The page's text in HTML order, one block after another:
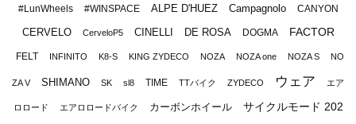
#LunWheels #WINSPACE ALPE D'HUEZ Campagnolo CANYON
CERVELO CerveloP5 CINELLI DE ROSA DOGMA FACTOR
FELT INFINITO K8-S KING ZYDECO NOZA NOZA one NOZA S NO
ZA V SHIMANO SK sl8 TIME TTバイク ZYDECO ウェア エア
ロロード エアロロードバイク カーボンホイール
サイクルモード 202